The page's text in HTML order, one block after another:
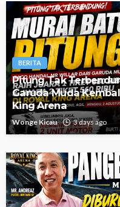
BERITA
Pitung Tak
Garuda Muda
King Arena
Wonge Kicau 3 days ago